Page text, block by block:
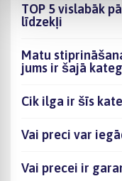
TOP 5 vislabāk
līdzekļi
Matu
jums ir šajā
Cik ilga ir šīs
Vai preci var
Vai precei ir